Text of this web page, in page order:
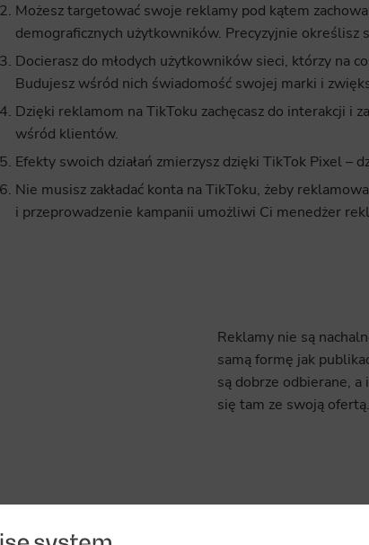
Możesz targetować swoje reklamy pod kątem
demograficznych użytkowników. Precyzyjnie określisz
Docierasz do młodych użytkowników sieci, którzy na
Budujesz wśród nich świadomość swojej marki i
Dzięki reklamom na TikToku zachęcasz do interakcji i
wśród klientów.
Efekty swoich działań zmierzysz dzięki TikTok Pixel –
Nie musisz zakładać konta na TikToku, żeby
i przeprowadzenie kampanii umożliwi Ci menedżer
Reklamy nie są
samą formę jak
są dobrze odbierane,
się tam ze swoją ofertą.